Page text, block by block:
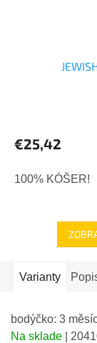
€25,42
100% KÓŠER!
Varianty
bodýčko: 3
Na sklade
|